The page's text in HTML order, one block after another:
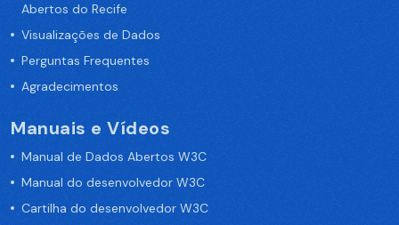
Abertos do Recife
Visualizações de Dados
Perguntas Frequentes
Agradecimentos
Manuais e Vídeos
Manual de Dados Abertos W3C
Manual do desenvolvedor W3C
Cartilha do desenvolvedor W3C